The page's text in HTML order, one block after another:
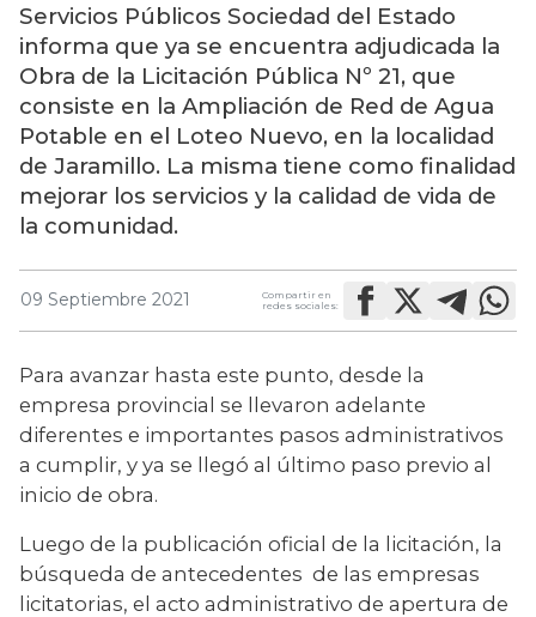
Servicios Públicos Sociedad del Estado
informa que ya se encuentra adjudicada la
Obra de la Licitación Pública Nº 21, que
consiste en la Ampliación de Red de Agua
Potable en el Loteo Nuevo, en la localidad
de Jaramillo. La misma tiene como finalidad
mejorar los servicios y la calidad de vida de
la comunidad.
09 Septiembre 2021
Compartir en
redes sociales:
Para avanzar hasta este punto, desde la
empresa provincial se llevaron adelante
diferentes e importantes pasos administrativos
a cumplir, y ya se llegó al último paso previo al
inicio de obra.
Luego de la publicación oficial de la licitación, la
búsqueda de antecedentes  de las empresas
licitatorias, el acto administrativo de apertura de